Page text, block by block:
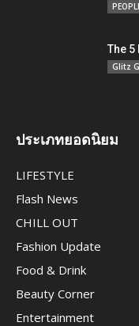
The 5
Glitz
ประเภทยอดนิยม
LIFESTYLE
Flash News
CHILL OUT
Fashion Update
Food & Drink
Beauty Corner
Entertainment